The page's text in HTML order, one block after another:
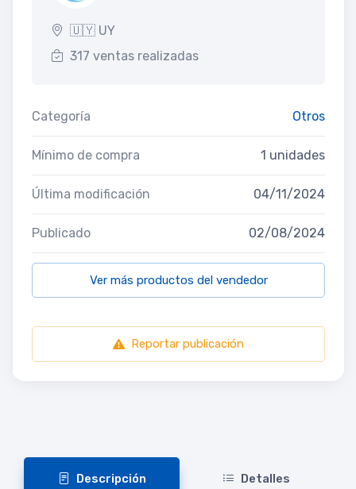
🇺🇾 UY
317 ventas realizadas
Categoría Otros
Mínimo de compra 1 unidades
Última modificación 04/11/2024
Publicado 02/08/2024
Ver más productos del vendedor
Reportar publicación
Descripción Detalles